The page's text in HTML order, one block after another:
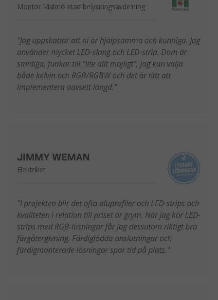
Montör Malmö stad belysningsavdelning
"Jag uppskattar att ni är hjälpsamma och kunniga. Jag
använder mycket LED-slang och LED-strip. Dom är
smidiga, funkar till “lite allt möjligt”, jag kan välja
både kelvin och RGB/RGBW och det är lätt att
implementera oavsett längd."
JIMMY WEMAN
Elektriker
"I projekten blir det ofta aluprofiler och LED-strips och
kvaliteten i relation till priset är grym. När jag kör LED-
strips med RGB-lösningar får jag dessutom riktigt bra
färgåtergivning. Färdiglödda anslutningar och
färdigmonterade lösningar spar tid på plats."